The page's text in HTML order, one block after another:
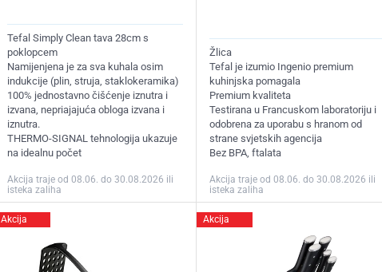
Tefal Simply Clean tava 28cm s
poklopcem
Namijenjena je za sva kuhala osim
indukcije (plin, struja, staklokeramika)
100% jednostavno čišćenje iznutra i
izvana, nepriajajuća obloga izvana i
iznutra.
THERMO-SIGNAL tehnologija ukazuje
na idealnu počet
Akcija traje od 08.06. do 30.08.2026 ili
isteka zaliha
Žlica
Tefal je izumio Ingenio premium
kuhinjska pomagala
Premium kvaliteta
Testirana u Francuskom laboratoriju i
odobrena za uporabu s hranom od
strane svjetskih agencija
Bez BPA, ftalata
Akcija traje od 08.06. do 30.08.2026 ili
isteka zaliha
Akcija Akcija